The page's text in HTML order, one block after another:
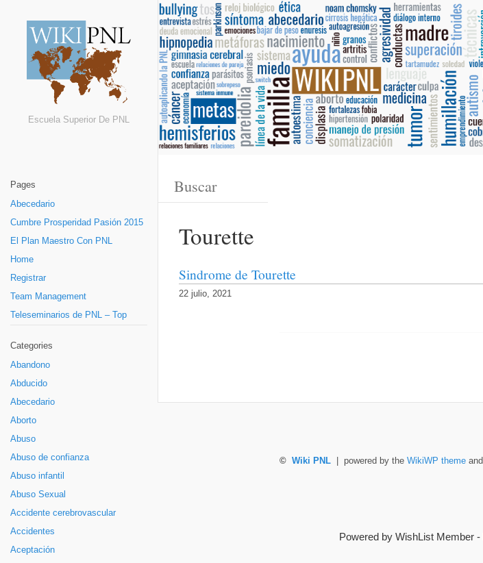
Escuela Superior De PNL
Pages
Abecedario
Cumbre Prosperidad Pasión 2015
El Plan Maestro Con PNL
Home
Registrar
Team Management
Teleseminarios de PNL – Top
Categories
Abandono
Abducido
Abecedario
Aborto
Abuso
Abuso de confianza
Abuso infantil
Abuso Sexual
Accidente cerebrovascular
Accidentes
Aceptación
Tourette
Sindrome de Tourette
22 julio, 2021
© Wiki PNL | powered by the WikiWP theme and
Powered by WishList Member -